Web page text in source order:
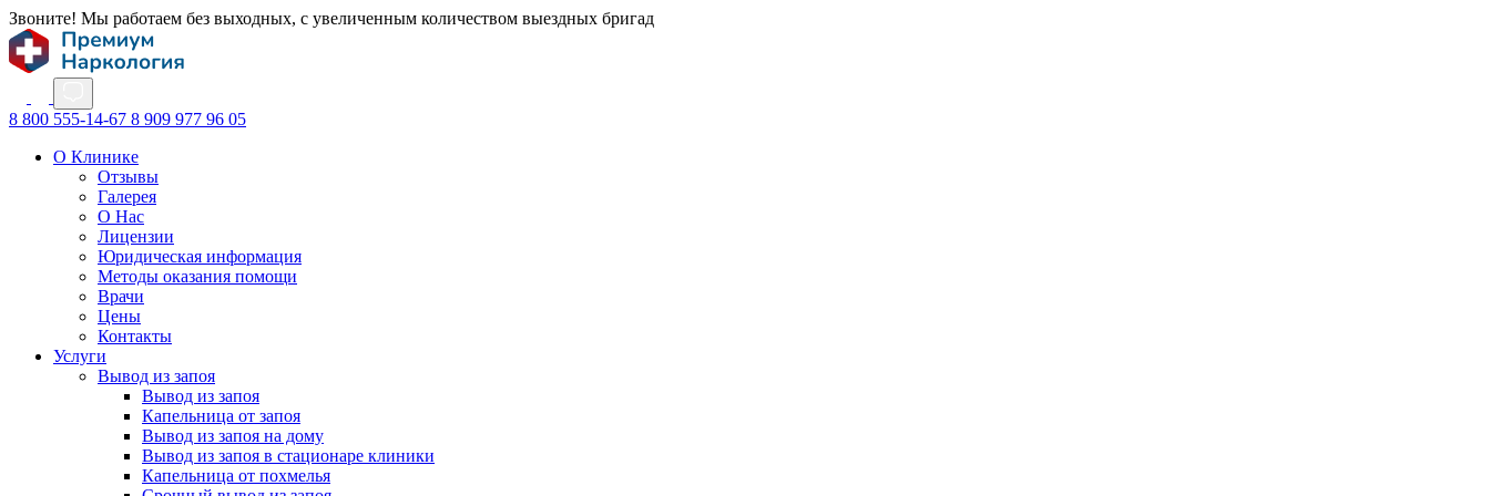
Звоните! Мы работаем без выходных, с увеличенным количеством выездных бригад
8 800 555-14-67 8 909 977 96 05
О Клинике
Отзывы
Галерея
О Нас
Лицензии
Юридическая информация
Методы оказания помощи
Врачи
Цены
Контакты
Услуги
Вывод из запоя
Вывод из запоя
Капельница от запоя
Вывод из запоя на дому
Вывод из запоя в стационаре клиники
Капельница от похмелья